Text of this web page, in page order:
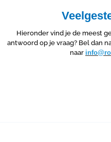
Hieronder vind je de meest
antwoord op je vraag? Bel dan
naar